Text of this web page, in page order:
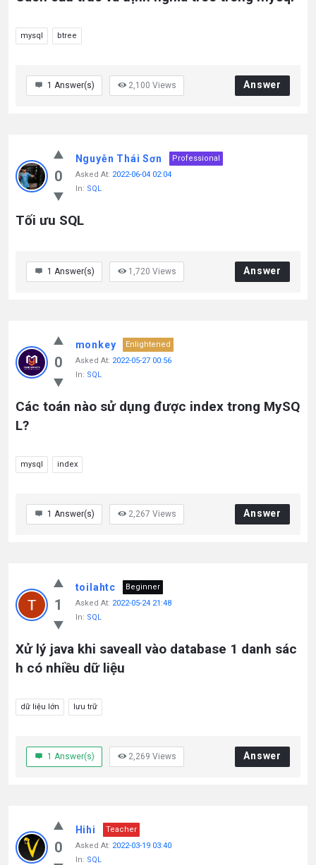
mysql btree
1 Answer(s) 2,100 Views Answer
0
Nguyễn Thái Sơn
Professional
Asked At: 2022-06-04 02:04
In: SQL
Tối ưu SQL
1 Answer(s) 1,720 Views Answer
0
monkey
Enlightened
Asked At: 2022-05-27 00:56
In: SQL
Các toán nào sử dụng được index trong MySQ
L?
mysql index
1 Answer(s) 2,267 Views Answer
1
toilahtc
Beginner
Asked At: 2022-05-24 21:48
In: SQL
Xử lý java khi saveall vào database 1 danh sác
h có nhiều dữ liệu
dữ liệu lớn lưu trữ
1 Answer(s) 2,269 Views Answer
0
Hihi
Teacher
Asked At: 2022-03-19 03:40
In: SQL